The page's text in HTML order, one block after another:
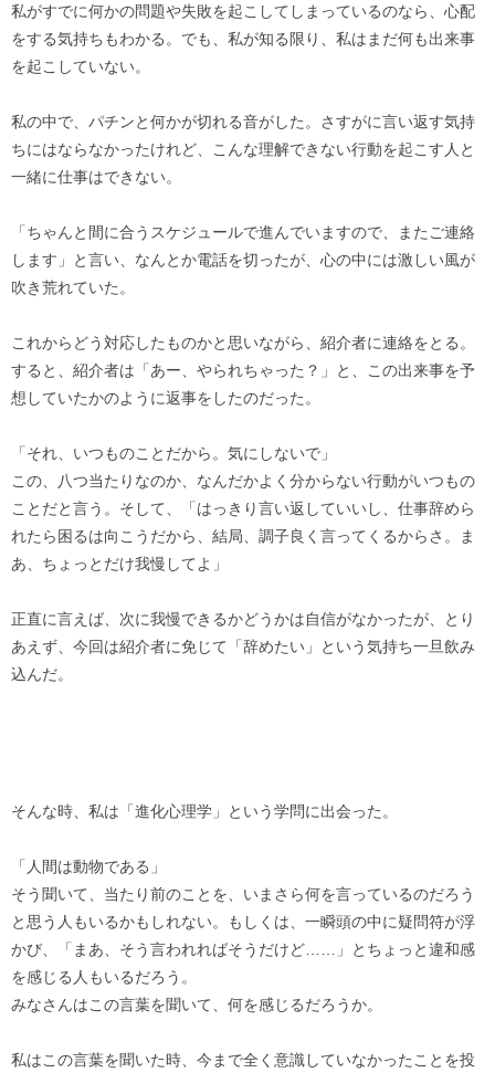
私がすでに何かの問題や失敗を起こしてしまっているのなら、心配
をする気持ちもわかる。でも、私が知る限り、私はまだ何も出来事
を起こしていない。
私の中で、パチンと何かが切れる音がした。さすがに言い返す気持
ちにはならなかったけれど、こんな理解できない行動を起こす人と
一緒に仕事はできない。
「ちゃんと間に合うスケジュールで進んでいますので、またご連絡
します」と言い、なんとか電話を切ったが、心の中には激しい風が
吹き荒れていた。
これからどう対応したものかと思いながら、紹介者に連絡をとる。
すると、紹介者は「あー、やられちゃった？」と、この出来事を予
想していたかのように返事をしたのだった。
「それ、いつものことだから。気にしないで」
この、八つ当たりなのか、なんだかよく分からない行動がいつもの
ことだと言う。そして、「はっきり言い返していいし、仕事辞めら
れたら困るは向こうだから、結局、調子良く言ってくるからさ。ま
あ、ちょっとだけ我慢してよ」
正直に言えば、次に我慢できるかどうかは自信がなかったが、とり
あえず、今回は紹介者に免じて「辞めたい」という気持ち一旦飲み
込んだ。
そんな時、私は「進化心理学」という学問に出会った。
「人間は動物である」
そう聞いて、当たり前のことを、いまさら何を言っているのだろう
と思う人もいるかもしれない。もしくは、一瞬頭の中に疑問符が浮
かび、「まあ、そう言われればそうだけど……」とちょっと違和感
を感じる人もいるだろう。
みなさんはこの言葉を聞いて、何を感じるだろうか。
私はこの言葉を聞いた時、今まで全く意識していなかったことを投